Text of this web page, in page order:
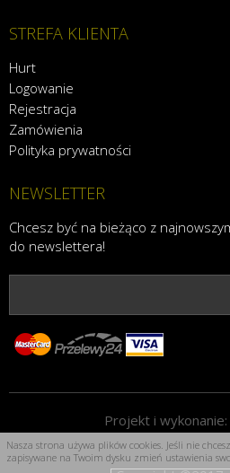
STREFA KLIENTA
Hurt
Logowanie
Rejestracja
Zamówienia
Polityka prywatności
NEWSLETTER
Chcesz być na bieżąco z
do newslettera!
Projekt i wykonanie:
Nasza strona używa plików cookies. Jeśli nie
zapisywane na Twoim dysku zmień ustawienia